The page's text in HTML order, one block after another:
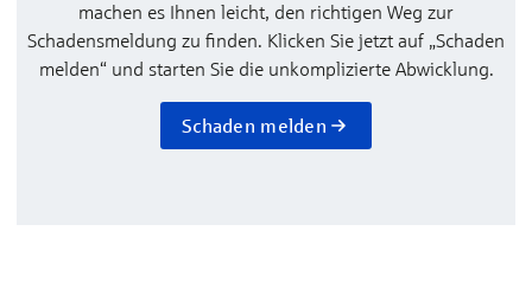
machen es Ihnen leicht, den richtigen Weg zur
Schadensmeldung zu finden. Klicken Sie jetzt auf „Schaden
melden“ und starten Sie die unkomplizierte Abwicklung.
Schaden melden